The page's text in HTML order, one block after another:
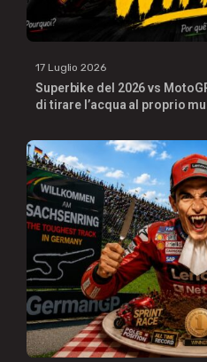
17 Luglio 2026
Superbike del 2026 vs
di tirare l’acqua al proprio